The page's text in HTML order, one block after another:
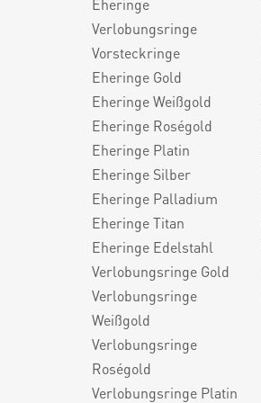
Eheringe
Verlobungsringe
Vorsteckringe
Eheringe Gold
Eheringe Weißgold
Eheringe Roségold
Eheringe Platin
Eheringe Silber
Eheringe Palladium
Eheringe Titan
Eheringe Edelstahl
Verlobungsringe Gold
Verlobungsringe
Weißgold
Verlobungsringe
Roségold
Verlobungsringe Platin